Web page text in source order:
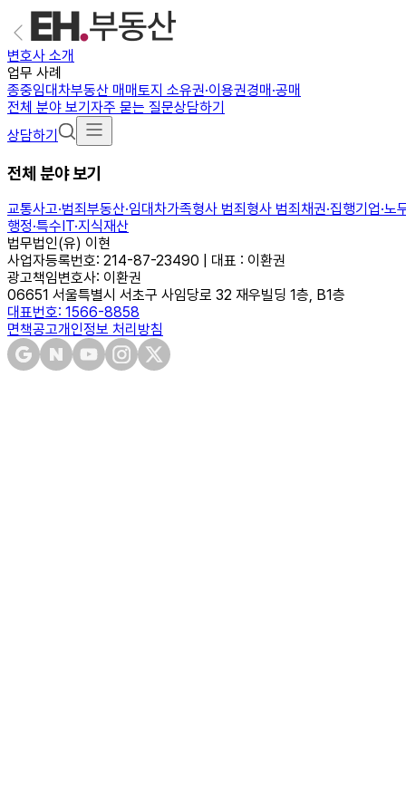
변호사 소개
업무 사례
종중임대차부동산 매매토지 소유권·이용권경매·공매
전체 분야 보기자주 묻는 질문상담하기
상담하기
전체 분야 보기
교통사고·범죄 부동산·임대차가족형사 범죄 형사 범죄 채권·집행기업·노
행정·특수 IT·지식재산
법무법인(유) 이현
사업자등록번호: 214-87-23490 | 대표 : 이환권
광고책임변호사: 이환권
06651 서울특별시 서초구 사임당로 32 재우빌딩 1층, B1층
대표번호: 1566-8858
면책공고개인정보 처리방침